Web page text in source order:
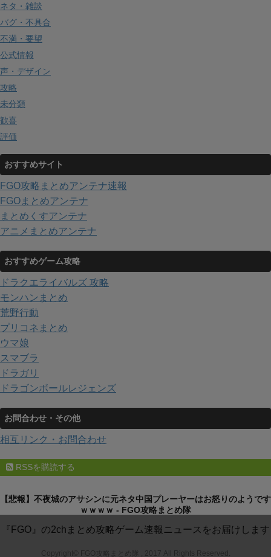
ネタ・雑談
バグ・不具合
不満・要望
公式情報
声・デザイン
攻略
未分類
歓喜
評価
おすすめサイト
FGO攻略まとめアンテナ速報
FGOまとめアンテナ
まとめくすアンテナ
アニメまとめアンテナ
おすすめゲーム攻略
ドラクエライバルズ 攻略
モンハンまとめ
荒野行動
プリコネまとめ
ウマ娘
スマブラ
ドラガリ
ドラゴンボールレジェンズ
お問合わせ・その他
相互リンク・お問合わせ
RSSを購読する
【悲報】不夜城のアサシンに元ネタ中国プレーヤーはお怒りのようです
ｗｗｗｗ - FGO攻略まとめ隊
『FGO』の2chまとめ攻略ゲーム速報ニュースをお届けします
Copyright© FGO攻略まとめ隊 , 2017 All Rights Reserved.